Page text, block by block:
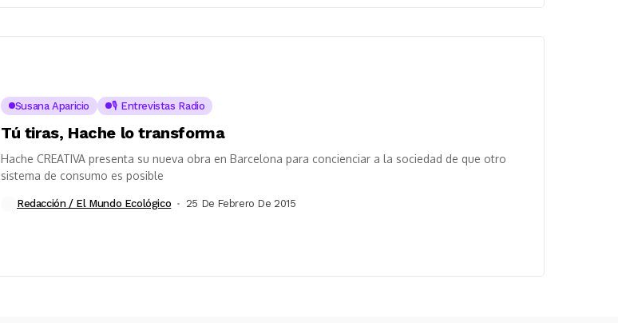
Susana Aparicio 🎙️ Entrevistas Radio
Tú tiras, Hache lo transforma
Hache CREATIVA presenta su nueva obra en Barcelona para concienciar a la sociedad de que otro
sistema de consumo es posible
Redacción / El Mundo Ecológico 25 De Febrero De 2015